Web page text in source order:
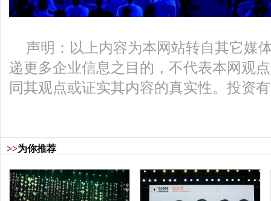
声明：以上内容为本网站转自其它媒
递更多企业信息之目的，不代表本网观
同其观点或证实其内容的真实性。投资
>>为你推荐